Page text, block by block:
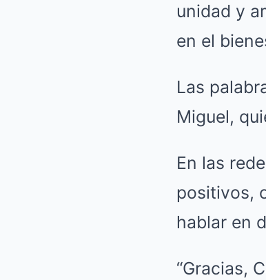
unidad y
en el
Las
Miguel,
En las
positivos,
hablar en
“Gracias,